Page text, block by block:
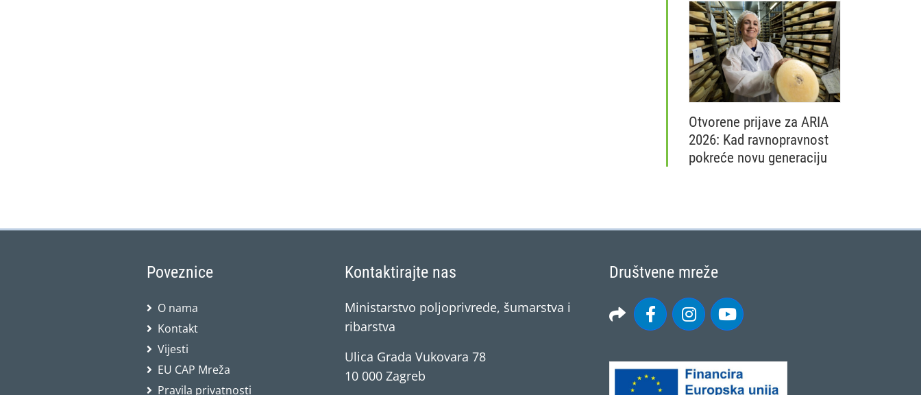
Otvorene prijave za ARIA
2026: Kad ravnopravnost
pokreće novu generaciju
Poveznice
O nama
Kontakt
Vijesti
EU CAP Mreža
Pravila privatnosti
Kontaktirajte nas
Ministarstvo poljoprivrede, šumarstva i
ribarstva
Ulica Grada Vukovara 78
10 000 Zagreb
Društvene mreže